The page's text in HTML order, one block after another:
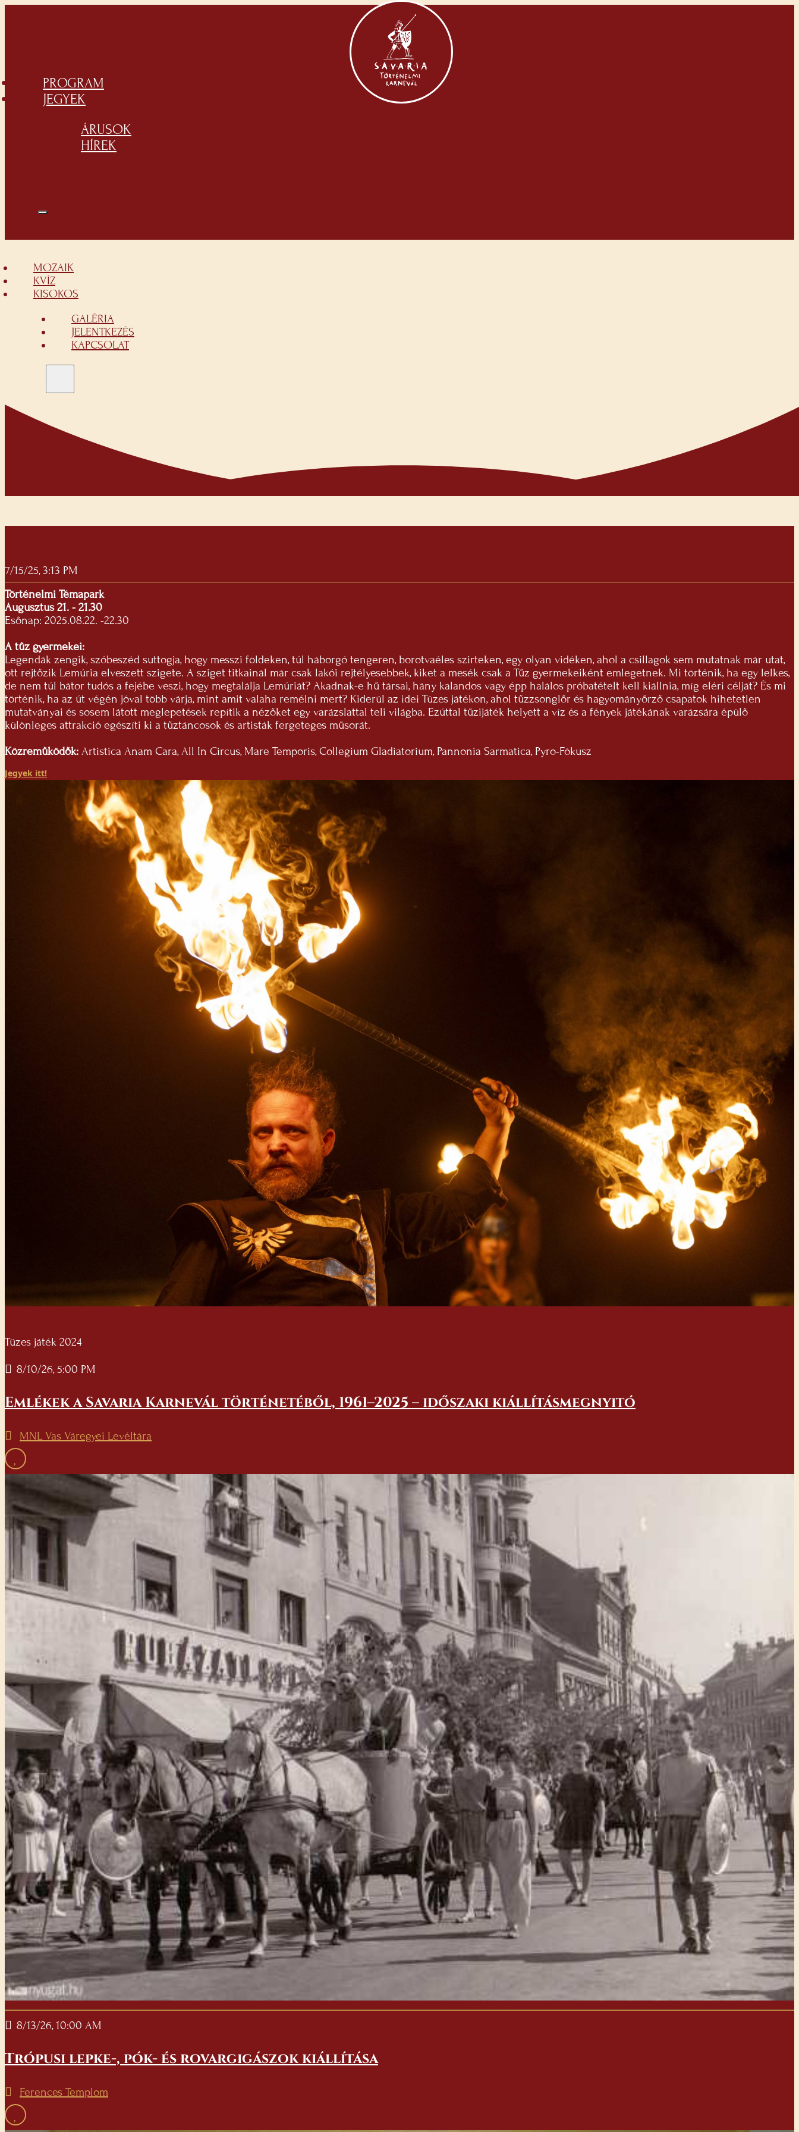
PROGRAM
JEGYEK
ÁRUSOK
HÍREK
MOZAIK
KVÍZ
KISOKOS
GALÉRIA
JELENTKEZÉS
KAPCSOLAT
7/15/25, 3:13 PM
Történelmi Témapark
Augusztus 21. - 21.30
Esőnap: 2025.08.22. -22.30
A tűz gyermekei:
Legendák zengik, szóbeszéd suttogja, hogy messzi földeken, túl háborgó tengeren, borotvaéles szirteken, egy olyan vidéken, ahol a csillagok sem mutatnak már utat,
ott rejtőzik Lemúria elveszett szigete. A sziget titkainál már csak lakói rejtélyesebbek, kiket a mesék csak a Tűz gyermekeiként emlegetnek. Mi történik, ha egy lelkes,
de nem túl bátor tudós a fejébe veszi, hogy megtalálja Lemúriát? Akadnak-e hű társai, hány kalandos vagy épp halálos próbatételt kell kiállnia, míg eléri célját? És mi
történik, ha az út végén jóval több várja, mint amit valaha remélni mert? Kiderül az idei Tüzes játékon, ahol tűzzsonglőr és hagyományőrző csapatok hihetetlen
mutatványai és sosem látott meglepetések repítik a nézőket egy varázslattal teli világba. Ezúttal tűzijáték helyett a víz és a fények játékának varázsára épülő
különleges attrakció egészíti ki a tűztáncosok és artisták fergeteges műsorát.
Közreműködők: Artistica Anam Cara, All In Circus, Mare Temporis, Collegium Gladiatorium, Pannonia Sarmatica, Pyro-Fókusz
Jegyek itt!
Tüzes játék 2024
8/10/26, 5:00 PM
Emlékek a Savaria Karnevál történetéből, 1961–2025 – időszaki kiállításmegnyitó
MNL Vas Váregyei Levéltára
8/13/26, 10:00 AM
Trópusi lepke-, pók- és rovargigászok kiállítása
Ferences Templom